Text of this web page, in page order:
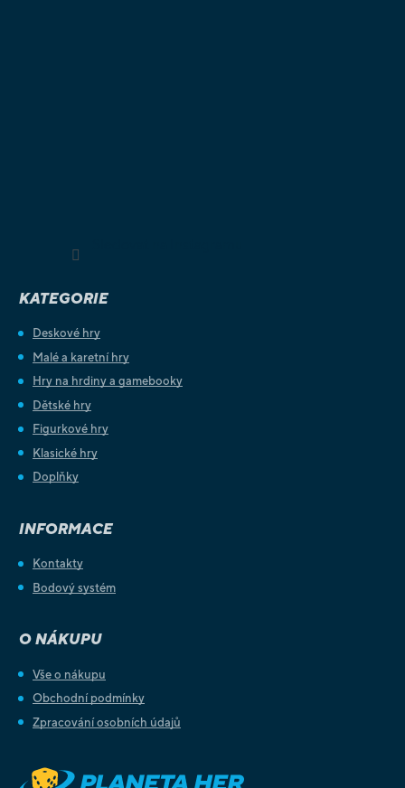
KATEGORIE
Deskové hry
Malé a karetní hry
Hry na hrdiny a gamebooky
Dětské hry
Figurkové hry
Klasické hry
Doplňky
INFORMACE
Kontakty
Bodový systém
O NÁKUPU
Vše o nákupu
Obchodní podmínky
Zpracování osobních údajů